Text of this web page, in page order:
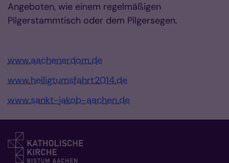
Angeboten, wie einem regelmäßigen
Pilgerstammtisch oder dem Pilgersegen.
www.aachenerdom.de
www.heiligtumsfahrt2014.de
www.sankt-jakob-aachen.de